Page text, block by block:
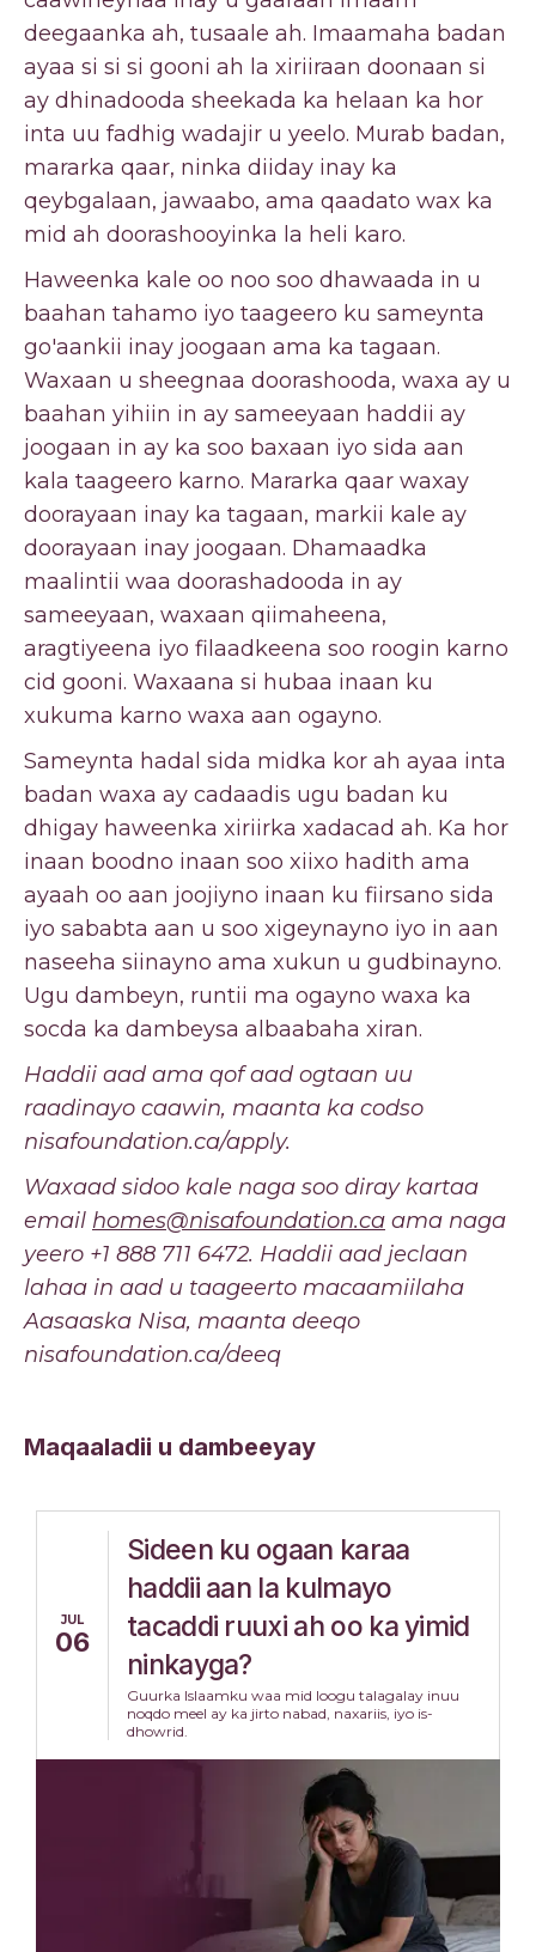
deegaanka ah, tusaale ah. Imaamaha badan
ayaa si si si gooni ah la xiriiraan doonaan si
ay dhinadooda sheekada ka helaan ka hor
inta uu fadhig wadajir u yeelo. Murab badan,
mararka qaar, ninka diiday inay ka
qeybgalaan, jawaabo, ama qaadato wax ka
mid ah doorashooyinka la heli karo.
Haweenka kale oo noo soo dhawaada in u
baahan tahamo iyo taageero ku sameynta
go'aankii inay joogaan ama ka tagaan.
Waxaan u sheegnaa doorashooda, waxa ay u
baahan yihiin in ay sameeyaan haddii ay
joogaan in ay ka soo baxaan iyo sida aan
kala taageero karno. Mararka qaar waxay
doorayaan inay ka tagaan, markii kale ay
doorayaan inay joogaan. Dhamaadka
maalintii waa doorashadooda in ay
sameeyaan, waxaan qiimaheena,
aragtiyeena iyo filaadkeena soo roogin karno
cid gooni. Waxaana si hubaa inaan ku
xukuma karno waxa aan ogayno.
Sameynta hadal sida midka kor ah ayaa inta
badan waxa ay cadaadis ugu badan ku
dhigay haweenka xiriirka xadacad ah. Ka hor
inaan boodno inaan soo xiixo hadith ama
ayaah oo aan joojiyno inaan ku fiirsano sida
iyo sababta aan u soo xigeynayno iyo in aan
naseeha siinayno ama xukun u gudbinayno.
Ugu dambeyn, runtii ma ogayno waxa ka
socda ka dambeysa albaabaha xiran.
Haddii aad ama qof aad ogtaan uu
raadinayo caawin, maanta ka codso
nisafoundation.ca/apply.
Waxaad sidoo kale naga soo diray kartaa
email homes@nisafoundation.ca ama naga
yeero +1 888 711 6472. Haddii aad jeclaan
lahaa in aad u taageerto macaamiilaha
Aasaaska Nisa, maanta deeqo
nisafoundation.ca/deeq
Maqaaladii u dambeeyay
JUL
06
Sideen ku ogaan karaa
haddii aan la kulmayo
tacaddi ruuxi ah oo ka yimid
ninkayga?
Guurka Islaamku waa mid loogu talagalay inuu
noqdo meel ay ka jirto nabad, naxariis, iyo is-
dhowrid.